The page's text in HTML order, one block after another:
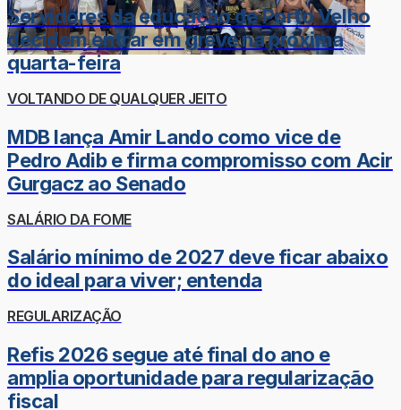
Servidores da educação de Porto Velho
decidem entrar em greve na próxima
quarta-feira
VOLTANDO DE QUALQUER JEITO
MDB lança Amir Lando como vice de
Pedro Adib e firma compromisso com Acir
Gurgacz ao Senado
SALÁRIO DA FOME
Salário mínimo de 2027 deve ficar abaixo
do ideal para viver; entenda
REGULARIZAÇÃO
Refis 2026 segue até final do ano e
amplia oportunidade para regularização
fiscal